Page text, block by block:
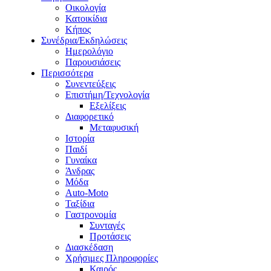
Οικολογία
Κατοικίδια
Κήπος
Συνέδρια/Εκδηλώσεις
Ημερολόγιο
Παρουσιάσεις
Περισσότερα
Συνεντεύξεις
Επιστήμη/Τεχνολογία
Εξελίξεις
Διαφορετικό
Μεταφυσική
Ιστορία
Παιδί
Γυναίκα
Άνδρας
Μόδα
Auto-Moto
Ταξίδια
Γαστρονομία
Συνταγές
Προτάσεις
Διασκέδαση
Χρήσιμες Πληροφορίες
Καιρός